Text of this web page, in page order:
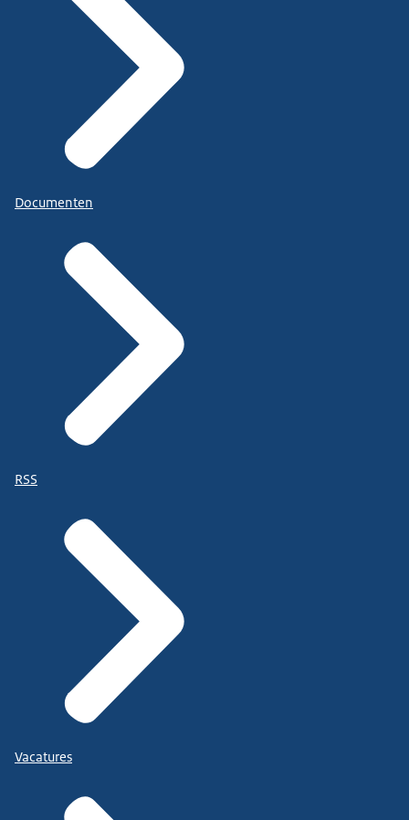
Documenten
RSS
Vacatures